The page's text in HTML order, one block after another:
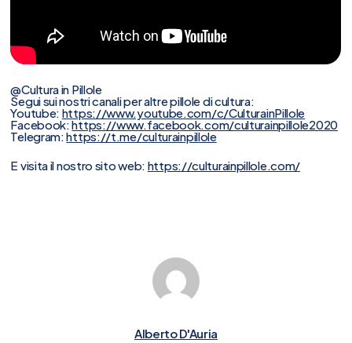
@Cultura in Pillole
Segui sui nostri canali per altre pillole di cultura:
Youtube: https://www.youtube.com/c/CulturainPillole
Facebook:https://www.facebook.com/culturainpillole2020
Telegram:https://t.me/culturainpillole
E visita il nostro sito web: https://culturainpillole.com/
Alberto D'Auria